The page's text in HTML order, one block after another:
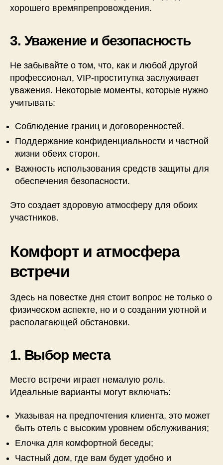
хорошего времяпрепровождения.
3. Уважение и безопасность
Не забывайте о том, что, как и любой другой
профессионал, VIP-проститутка заслуживает
уважения. Некоторые моменты, которые нужно
учитывать:
Соблюдение границ и договоренностей.
Поддержание конфиденциальности и частной
жизни обеих сторон.
Важность использования средств защиты для
обеспечения безопасности.
Это создает здоровую атмосферу для обоих
участников.
Комфорт и атмосфера
встречи
Здесь на повестке дня стоит вопрос не только о
физическом аспекте, но и о создании уютной и
располагающей обстановки.
1. Выбор места
Место встречи играет немалую роль.
Идеальные варианты могут включать:
Указывая на предпочтения клиента, это может
быть отель с высоким уровнем обслуживания;
Елочка для комфортной беседы;
Частный дом, где вам будет удобно и